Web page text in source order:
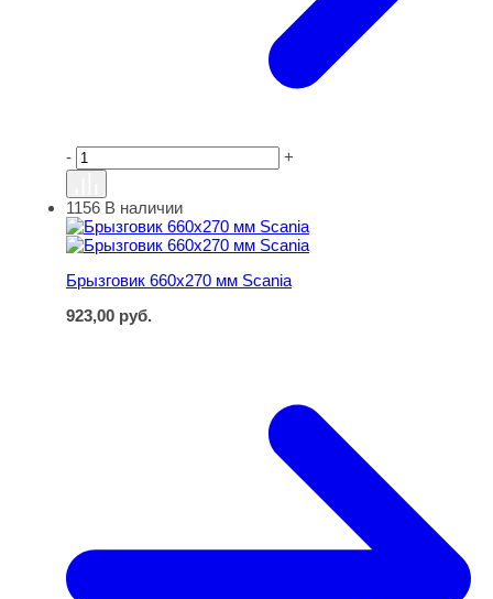
- +
Брызговик 660х270 мм Scania
1156 В наличии
Брызговик 660х270 мм Scania
923,00 руб.